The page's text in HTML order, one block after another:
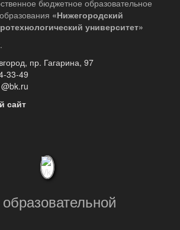
бюджетное образовательное
«Нижегородский
университет»
пр. Гагарина, 97
33-49
сайт